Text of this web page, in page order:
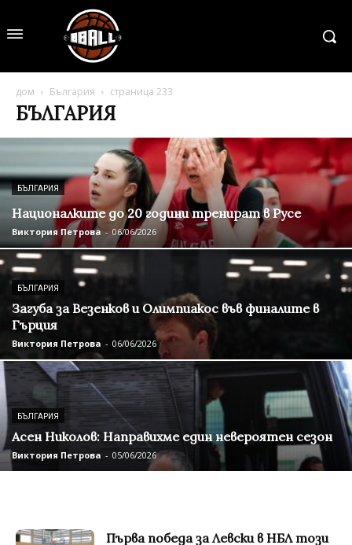
дом България страница 233
БЪЛГАРИЯ
БЪЛГАРИЯ
Националките до 20 години тренират в Русе
Виктория Петрова - 06/06/2026
БЪЛГАРИЯ
Загуба за Везенков и Олимпиакос във финалите в
Гърция
Виктория Петрова - 06/06/2026
БЪЛГАРИЯ
Асен Николов: Направихме един невероятен сезон
Виктория Петрова - 05/06/2026
Първа победа за Левски в НБЛ този